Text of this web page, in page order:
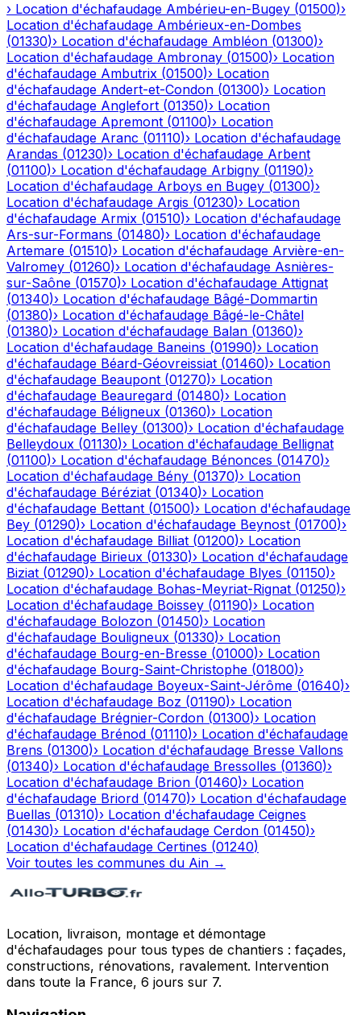
› Location d'échafaudage Ambérieu-en-Bugey (01500)›
Location d'échafaudage Ambérieux-en-Dombes
(01330)› Location d'échafaudage Ambléon (01300)›
Location d'échafaudage Ambronay (01500)› Location
d'échafaudage Ambutrix (01500)› Location
d'échafaudage Andert-et-Condon (01300)› Location
d'échafaudage Anglefort (01350)› Location
d'échafaudage Apremont (01100)› Location
d'échafaudage Aranc (01110)› Location d'échafaudage
Arandas (01230)› Location d'échafaudage Arbent
(01100)› Location d'échafaudage Arbigny (01190)›
Location d'échafaudage Arboys en Bugey (01300)›
Location d'échafaudage Argis (01230)› Location
d'échafaudage Armix (01510)› Location d'échafaudage
Ars-sur-Formans (01480)› Location d'échafaudage
Artemare (01510)› Location d'échafaudage Arvière-en-
Valromey (01260)› Location d'échafaudage Asnières-
sur-Saône (01570)› Location d'échafaudage Attignat
(01340)› Location d'échafaudage Bâgé-Dommartin
(01380)› Location d'échafaudage Bâgé-le-Châtel
(01380)› Location d'échafaudage Balan (01360)›
Location d'échafaudage Baneins (01990)› Location
d'échafaudage Béard-Géovreissiat (01460)› Location
d'échafaudage Beaupont (01270)› Location
d'échafaudage Beauregard (01480)› Location
d'échafaudage Béligneux (01360)› Location
d'échafaudage Belley (01300)› Location d'échafaudage
Belleydoux (01130)› Location d'échafaudage Bellignat
(01100)› Location d'échafaudage Bénonces (01470)›
Location d'échafaudage Bény (01370)› Location
d'échafaudage Béréziat (01340)› Location
d'échafaudage Bettant (01500)› Location d'échafaudage
Bey (01290)› Location d'échafaudage Beynost (01700)›
Location d'échafaudage Billiat (01200)› Location
d'échafaudage Birieux (01330)› Location d'échafaudage
Biziat (01290)› Location d'échafaudage Blyes (01150)›
Location d'échafaudage Bohas-Meyriat-Rignat (01250)›
Location d'échafaudage Boissey (01190)› Location
d'échafaudage Bolozon (01450)› Location
d'échafaudage Bouligneux (01330)› Location
d'échafaudage Bourg-en-Bresse (01000)› Location
d'échafaudage Bourg-Saint-Christophe (01800)›
Location d'échafaudage Boyeux-Saint-Jérôme (01640)›
Location d'échafaudage Boz (01190)› Location
d'échafaudage Brégnier-Cordon (01300)› Location
d'échafaudage Brénod (01110)› Location d'échafaudage
Brens (01300)› Location d'échafaudage Bresse Vallons
(01340)› Location d'échafaudage Bressolles (01360)›
Location d'échafaudage Brion (01460)› Location
d'échafaudage Briord (01470)› Location d'échafaudage
Buellas (01310)› Location d'échafaudage Ceignes
(01430)› Location d'échafaudage Cerdon (01450)›
Location d'échafaudage Certines (01240)
Voir toutes les communes du Ain →
Location, livraison, montage et démontage
d'échafaudages pour tous types de chantiers : façades,
constructions, rénovations, ravalement. Intervention
dans toute la France, 6 jours sur 7.